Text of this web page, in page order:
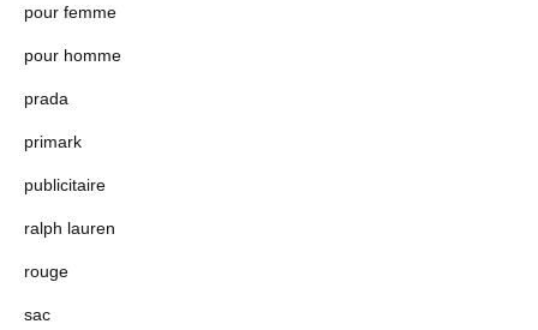
pour femme
pour homme
prada
primark
publicitaire
ralph lauren
rouge
sac